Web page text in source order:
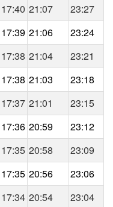
17:40 21:07
23:27
17:39 21:06
23:24
17:38 21:04
23:21
17:38 21:03
23:18
17:37 21:01
23:15
17:36 20:59
23:12
17:35 20:58
23:09
17:35 20:56
23:06
17:34 20:54
23:04